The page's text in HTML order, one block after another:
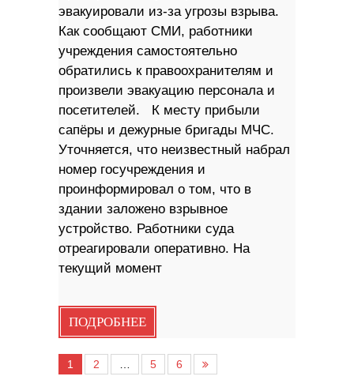
эвакуировали из-за угрозы взрыва.
Как сообщают СМИ, работники
учреждения самостоятельно
обратились к правоохранителям и
произвели эвакуацию персонала и
посетителей. К месту прибыли
сапёры и дежурные бригады МЧС.
Уточняется, что неизвестный набрал
номер госучреждения и
проинформировал о том, что в
здании заложено взрывное
устройство. Работники суда
отреагировали оперативно. На
текущий момент
ПОДРОБНЕЕ
1 2 5 6